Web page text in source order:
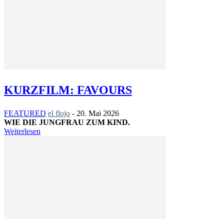
KURZFILM: FAVOURS
FEATURED el flojo - 20. Mai 2026
WIE DIE JUNGFRAU ZUM KIND.
Weiterlesen